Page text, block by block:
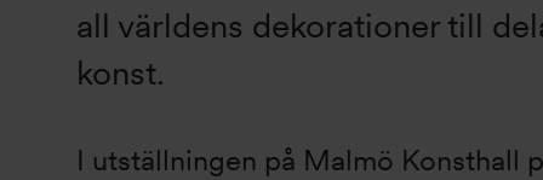
all världens dekorationer till
konst.
I utställningen på Malmö Konsthall